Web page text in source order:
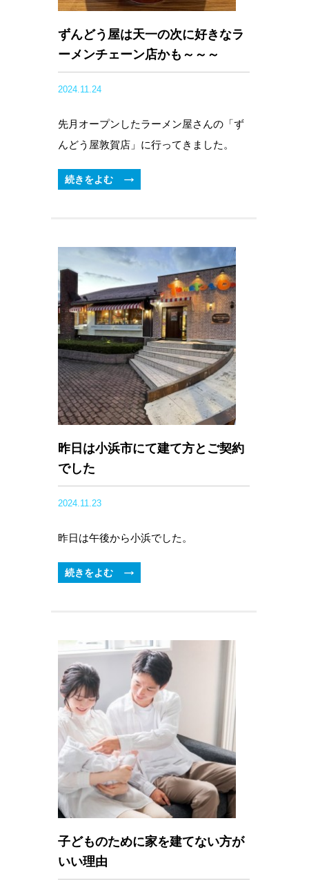
ずんどう屋は天一の次に好きなラ
ーメンチェーン店かも～～～
2024.11.24
先月オープンしたラーメン屋さんの「ず
んどう屋敦賀店」に行ってきました。
続きをよむ
昨日は小浜市にて建て方とご契約
でした
2024.11.23
昨日は午後から小浜でした。
続きをよむ
子どものために家を建てない方が
いい理由